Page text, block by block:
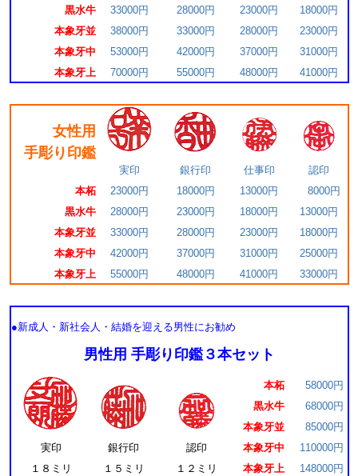
黒水牛
33000円 28000円 23000円
18000円
本象牙並
38000円 33000円 28000円
23000円
本象牙中
53000円 42000円 37000円
31000円
本象牙上
70000円 55000円 48000円 41000円
女性用
手彫り印鑑
実印 銀行印 仕事印
認印
本柘
23000円 18000円 13000円
8000円
黒水牛
28000円 23000円 18000円
13000円
本象牙並
33000円 28000円 23000円
18000円
本象牙中
42000円 37000円 31000円
25000円
本象牙上
55000円 48000円 41000円 33000円
●新成人・新社会人・結婚を迎える男性にお勧め
男性用 手彫り印鑑３本セット
実印
１８ミリ
銀行印
１５ミリ
認印
１２ミリ
本柘
58000円
黒水牛
68000円
本象牙並
85000円
本象牙中
110000円
本象牙上
148000円